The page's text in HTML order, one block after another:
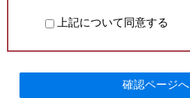
上記について同意する
確認ページへ